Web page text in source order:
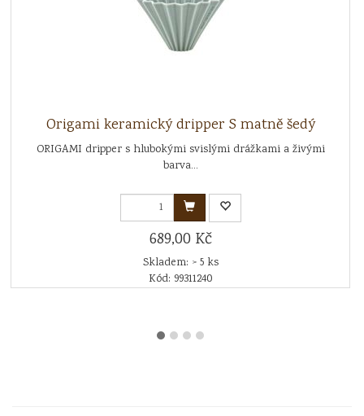
Origami keramický dripper S matně šedý
ORIGAMI dripper s hlubokými svislými drážkami a živými
barva...
689,00 Kč
Skladem: > 5 ks
Kód: 99311240